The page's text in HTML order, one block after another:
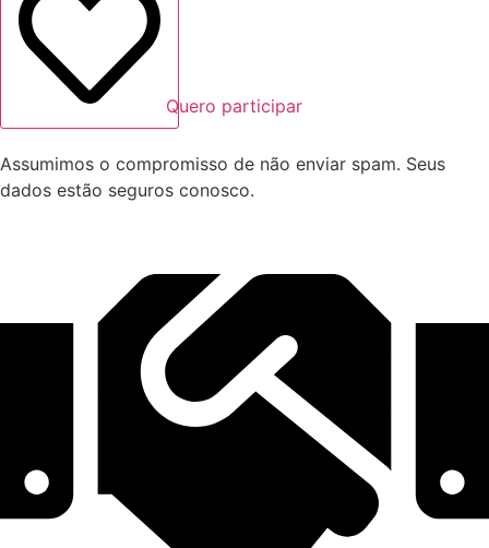
Quero participar
Assumimos o compromisso de não enviar spam. Seus
dados estão seguros conosco.